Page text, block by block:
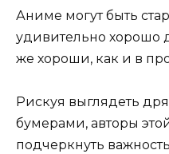
Аниме могут быть
удивительно хорошо
же хороши, как и в
Рискуя выглядеть
бумерами, авторы
подчеркнуть